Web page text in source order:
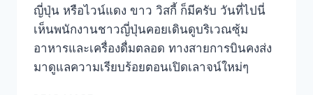
ญี่ปุ่น หรือไวน์แดง ขาว วิสกี้ ก็มีครับ วันที่ไปนี่
เห็นพนักงานชาวญี่ปุ่นคอยเดินดูบริเวณซุ้ม
อาหารและเครื่องดื่มตลอด ทางสายการบินคงส่ง
มาดูแลความเรียบร้อยตอนเปิดเลาจน์ใหม่ๆ